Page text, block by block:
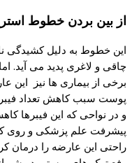
از بین بردن خطوط
این خطوط به دلیل کشیدگی
چاقی و لاغری پدید می آید.
برخی از بیماری ها نیز این
پوست سبب کاهش تعداد
و در نواحی که این فیبرها
پیشرفت علم پزشکی و روی
راحتی این عارضه را درمان